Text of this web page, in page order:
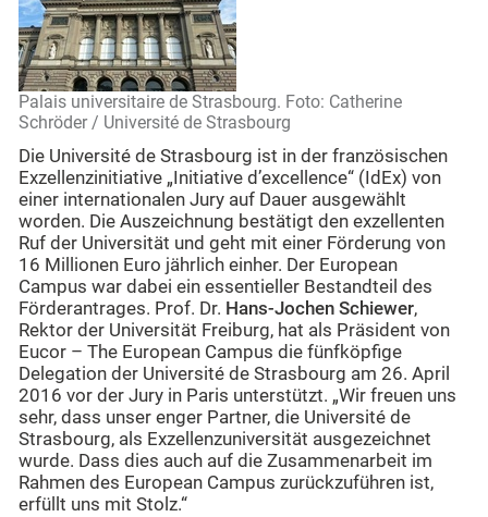
Palais universitaire de Strasbourg. Foto: Catherine
Schröder / Université de Strasbourg
Die Université de Strasbourg ist in der französischen
Exzellenzinitiative „Initiative d’excellence“ (IdEx) von
einer internationalen Jury auf Dauer ausgewählt
worden. Die Auszeichnung bestätigt den exzellenten
Ruf der Universität und geht mit einer Förderung von
16 Millionen Euro jährlich einher. Der European
Campus war dabei ein essentieller Bestandteil des
Förderantrages. Prof. Dr. Hans-Jochen Schiewer,
Rektor der Universität Freiburg, hat als Präsident von
Eucor – The European Campus die fünfköpfige
Delegation der Université de Strasbourg am 26. April
2016 vor der Jury in Paris unterstützt. „Wir freuen uns
sehr, dass unser enger Partner, die Université de
Strasbourg, als Exzellenzuniversität ausgezeichnet
wurde. Dass dies auch auf die Zusammenarbeit im
Rahmen des European Campus zurückzuführen ist,
erfüllt uns mit Stolz.“